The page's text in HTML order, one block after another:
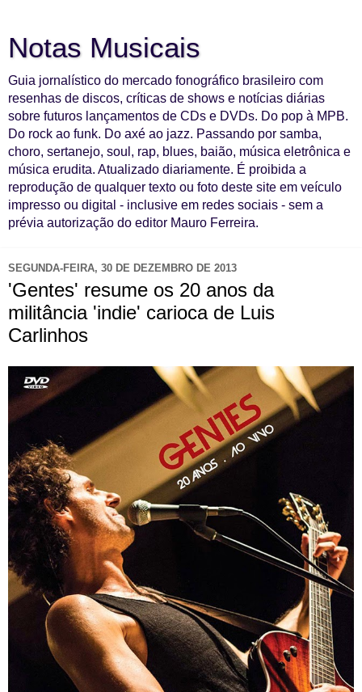
Notas Musicais
Guia jornalístico do mercado fonográfico brasileiro com
resenhas de discos, críticas de shows e notícias diárias
sobre futuros lançamentos de CDs e DVDs. Do pop à MPB.
Do rock ao funk. Do axé ao jazz. Passando por samba,
choro, sertanejo, soul, rap, blues, baião, música eletrônica e
música erudita. Atualizado diariamente. É proibida a
reprodução de qualquer texto ou foto deste site em veículo
impresso ou digital - inclusive em redes sociais - sem a
prévia autorização do editor Mauro Ferreira.
SEGUNDA-FEIRA, 30 DE DEZEMBRO DE 2013
'Gentes' resume os 20 anos da
militância 'indie' carioca de Luis
Carlinhos